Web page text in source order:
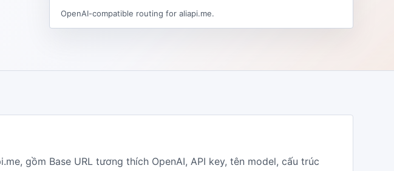
OpenAI-compatible routing for aliapi.me.
gồm Base URL tương thích OpenAI, API key, tên model, cấu trúc